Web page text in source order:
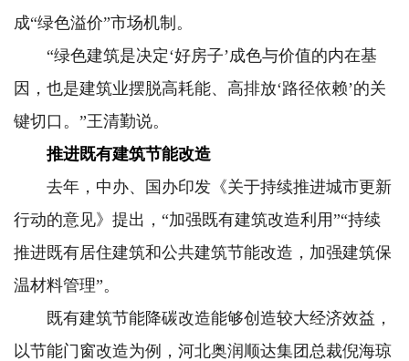
成“绿色溢价”市场机制。
“绿色建筑是决定‘好房子’成色与价值的内在基
因，也是建筑业摆脱高耗能、高排放‘路径依赖’的关
键切口。”王清勤说。
推进既有建筑节能改造
去年，中办、国办印发《关于持续推进城市更新
行动的意见》提出，“加强既有建筑改造利用”“持续
推进既有居住建筑和公共建筑节能改造，加强建筑保
温材料管理”。
既有建筑节能降碳改造能够创造较大经济效益，
以节能门窗改造为例，河北奥润顺达集团总裁倪海琼